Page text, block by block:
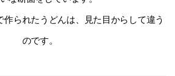
られたうどんは、見た目からして違う
のです。